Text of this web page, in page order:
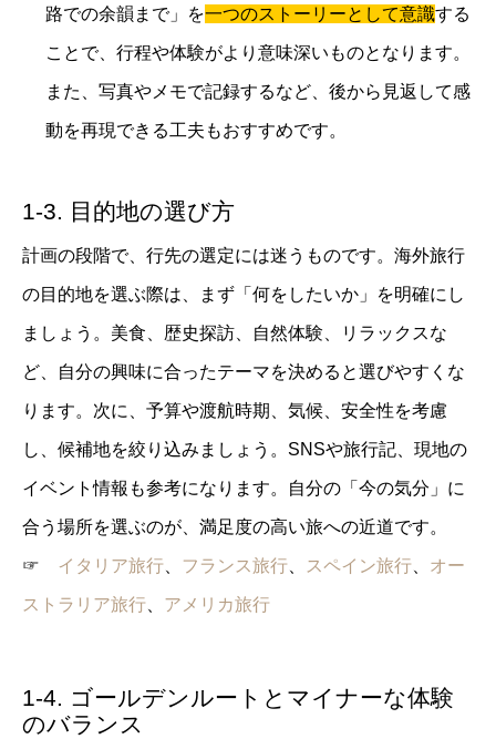
路での余韻まで」を一つのストーリーとして意識する
ことで、行程や体験がより意味深いものとなります。
また、写真やメモで記録するなど、後から見返して感
動を再現できる工夫もおすすめです。
1-3. 目的地の選び方
計画の段階で、行先の選定には迷うものです。海外旅行
の目的地を選ぶ際は、まず「何をしたいか」を明確にし
ましょう。美食、歴史探訪、自然体験、リラックスな
ど、自分の興味に合ったテーマを決めると選びやすくな
ります。次に、予算や渡航時期、気候、安全性を考慮
し、候補地を絞り込みましょう。SNSや旅行記、現地の
イベント情報も参考になります。自分の「今の気分」に
合う場所を選ぶのが、満足度の高い旅への近道です。
☞ イタリア旅行 フランス旅行 スペイン旅行 オー
ストラリア旅行 アメリカ旅行
1-4. ゴールデンルートとマイナーな体験
のバランス